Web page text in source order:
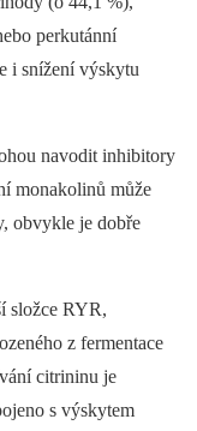
perkutánní
i snížení výskytu
navodit inhibitory
monakolinů může
obvykle je dobře
složce RYR,
z fermentace
citrininu je
s výskytem